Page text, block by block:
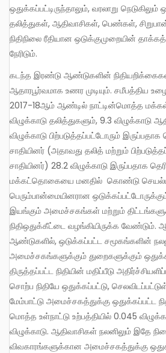
ஒதுக்கப்பட்டிருந்தாலும், வரலாறு நெடுகிலும்
தலித்துகள், ஆதிவாசிகள், பெண்கள்,
நிதிநிலை ரீதியான ஒடுக்குமுறையின்
நேரிடும்.
கடந்த இரண்டு ஆண்டுகளின் நிதியறிக்கைகளைப் பார்த்தால் இதனை
ஆதாரபூர்வமாக உணர முடியும். சமீபத்திய
2017-18ஆம் ஆண்டில் நாட்டின்மொத்த
விழுக்காடு தலித்துகளும், 9.3 விழுக்காடு
விழுக்காடு பிற்படுத்தப்பட்டோரும்
சாதியினர் (அதாவது தலித் மற்றும்
சாதியினர்) 28.2 விழுக்காடு இருப்பதாக
மக்கட்தொகையை மனதில் கொண்டு
பெரும்பான்மையினரான
இயங்கும் அமைச்சகங்கள் மற்றும்
நிதிஒதுக்கீட்டை வழங்கியிருக்க வேண்டும்.
ஆண்டுகளில், ஒடுக்கப்பட்ட சமூகங்களின்
அமைச்சகங்களுக்கும் துறைகளுக்கும்
திருத்தப்பட்ட நிதியின் மதிப்பீடு
சொற்ப நிதியே ஒதுக்கப்பட்டு,
மேம்பாட்டு அமைச்சகத்துக்கு ஒதுக்கப்பட்ட
மொத்த உள்நாட்டு உற்பத்தியில் 0.045
விழுக்காடு. ஆதிவாசிகள் நலனிலும் இதே
விவகாரங்களுக்கான அமைச்சகத்துக்கு